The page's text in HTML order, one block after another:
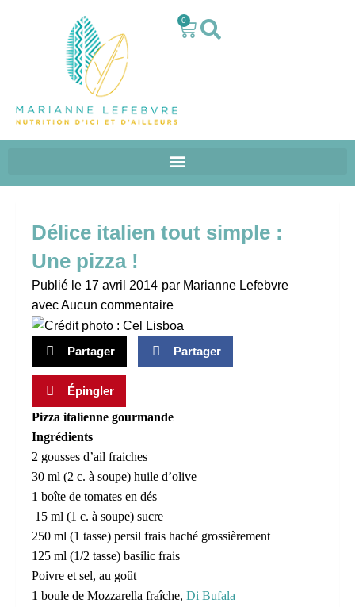
0
Délice italien tout simple :
Une pizza !
Publié le 17 avril 2014 par Marianne Lefebvre
avecAucun commentaire
Partager Partager
Épingler
Pizza italienne gourmande
Ingrédients
2 gousses d’ail fraiches
30 ml (2 c. à soupe) huile d’olive
1 boîte de tomates en dés
15 ml (1 c. à soupe) sucre
250 ml (1 tasse) persil frais haché grossièrement
125 ml (1/2 tasse) basilic frais
Poivre et sel, au goût
1 boule de Mozzarella fraîche, Di Bufala